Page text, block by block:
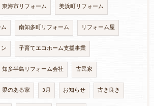
東海市リフォーム 美浜町リフォーム
南知多町リフォーム リフォーム屋
子育てエコホーム支援事業
知多半島リフォーム会社 古民家
梁のある家 3月 お知らせ 古き良き